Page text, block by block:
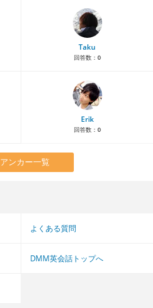
Taku
回答数： 0
Erik
回答数： 0
アンカー一覧
よくある質問
DMM英会話トップへ